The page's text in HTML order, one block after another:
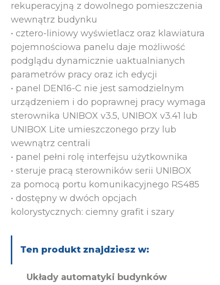
rekuperacyjną z dowolnego pomieszczenia
wewnątrz budynku
• cztero-liniowy wyświetlacz oraz klawiatura
pojemnościowa panelu daje możliwość
podglądu dynamicznie uaktualnianych
parametrów pracy oraz ich edycji
• panel DEN16-C nie jest samodzielnym
urządzeniem i do poprawnej pracy wymaga
sterownika UNIBOX v3.5, UNIBOX v3.41 lub
UNIBOX Lite umieszczonego przy lub
wewnątrz centrali
• panel pełni rolę interfejsu użytkownika
• steruje pracą sterowników serii UNIBOX
za pomocą portu komunikacyjnego RS485
• dostępny w dwóch opcjach
kolorystycznych: ciemny grafit i szary
Ten produkt znajdziesz w:
Układy automatyki budynków